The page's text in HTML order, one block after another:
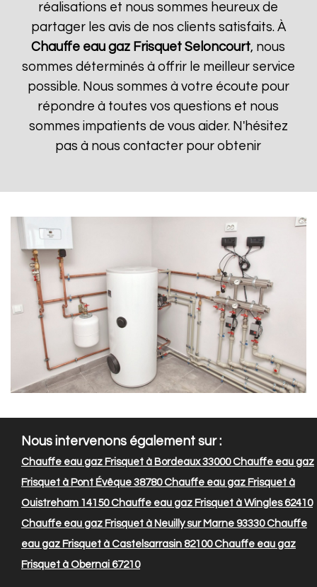
réalisations et nous sommes heureux de
partager les avis de nos clients satisfaits. À
Chauffe eau gaz Frisquet Seloncourt, nous
sommes déterminés à offrir le meilleur service
possible. Nous sommes à votre écoute pour
répondre à toutes vos questions et nous
sommes impatients de vous aider. N'hésitez
pas à nous contacter pour obtenir
Nous intervenons également sur :
Chauffe eau gaz Frisquet à Bordeaux 33000Chauffe eau gaz
Frisquet à Pont Évêque 38780Chauffe eau gaz Frisquet à
Ouistreham 14150Chauffe eau gaz Frisquet à Wingles 62410
Chauffe eau gaz Frisquet à Neuilly sur Marne 93330Chauffe
eau gaz Frisquet à Castelsarrasin 82100Chauffe eau gaz
Frisquet à Obernai 67210